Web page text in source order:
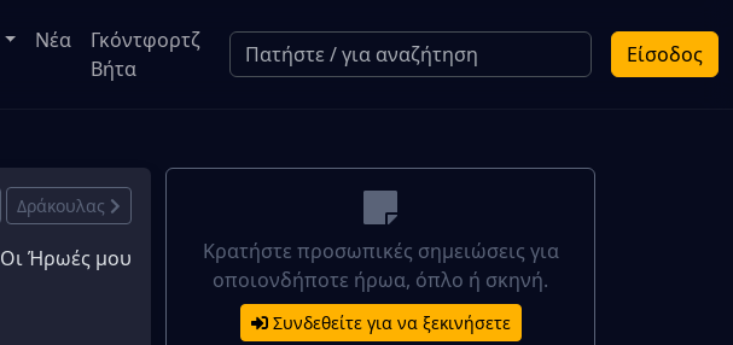
Είσοδος
Νέα
Γκόντφορτζ
Βήτα
Δράκουλας
Οι Ήρωές μου
Κρατήστε προσωπικές σημειώσεις για
οποιονδήποτε ήρωα, όπλο ή σκηνή.
Συνδεθείτε για να ξεκινήσετε